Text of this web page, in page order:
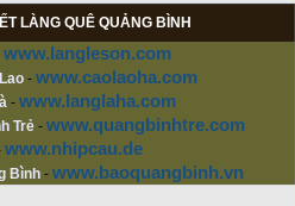
LÀNG QUÊ QUẢNG BÌNH
www.langleson.com
- www.caolaoha.com
- www.langlaha.com
Trẻ - www.quangbinhtre.com
www.nhipcau.de
Bình - www.baoquangbinh.vn